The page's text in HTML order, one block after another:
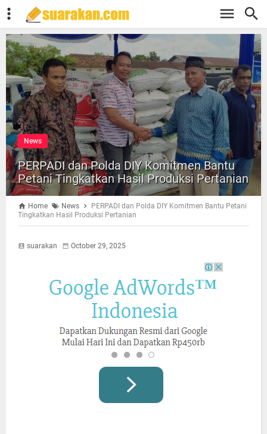
News
PERPADI dan Polda DIY Komitmen Bantu
Petani Tingkatkan Hasil Produksi Pertanian
Home News
PERPADI dan Polda DIY Komitmen Bantu Petani
Tingkatkan Hasil Produksi Pertanian
suarakan October 29, 2025